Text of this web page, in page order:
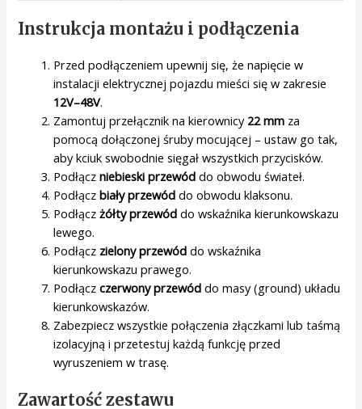
Instrukcja montażu i podłączenia
Przed podłączeniem upewnij się, że napięcie w
instalacji elektrycznej pojazdu mieści się w zakresie
12V–48V.
Zamontuj przełącznik na kierownicy 22 mm za
pomocą dołączonej śruby mocującej – ustaw go tak,
aby kciuk swobodnie sięgał wszystkich przycisków.
Podłączniebieski przewód do obwodu świateł.
Podłączbiały przewód do obwodu klaksonu.
Podłączżółty przewód do wskaźnika kierunkowskazu
lewego.
Podłącz zielony przewód do wskaźnika
kierunkowskazu prawego.
Podłączczerwony przewód do masy (ground) układu
kierunkowskazów.
Zabezpiecz wszystkie połączenia złączkami lub taśmą
izolacyjną i przetestuj każdą funkcję przed
wyruszeniem w trasę.
Zawartość zestawu